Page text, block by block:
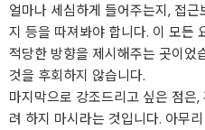
얼마나 세심하게 들어주는지, 접
지 등을 따져봐야 합니다. 이 모든
적당한 방향을 제시해주는 곳이었
것을 후회하지 않습니다.
마지막으로 강조드리고 싶은 점은
려 하지 마시라는 것입니다. 아무